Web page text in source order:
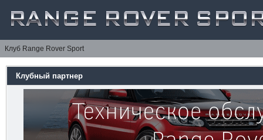
Клуб Range Rover Sport
Клубный партнер